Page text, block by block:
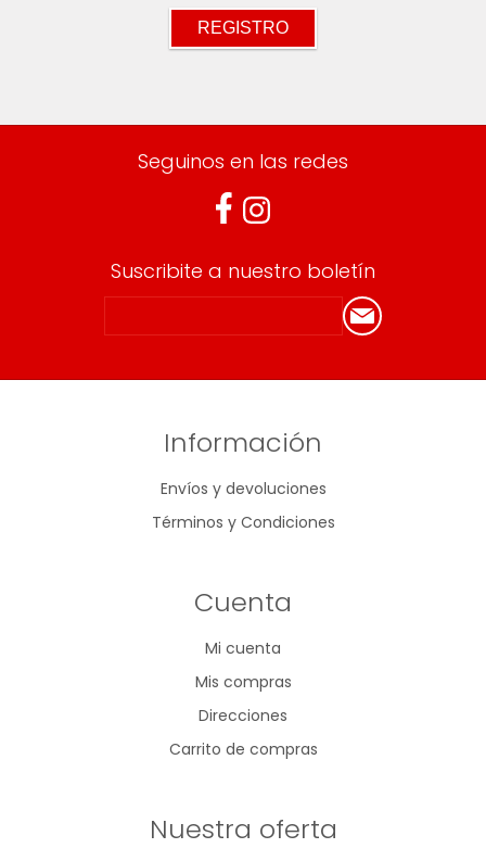
Seguinos en las redes
Suscribite a nuestro boletín
Información
Envíos y devoluciones
Términos y Condiciones
Cuenta
Mi cuenta
Mis compras
Direcciones
Carrito de compras
Nuestra oferta